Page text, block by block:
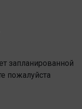
запланированной
пожалуйста